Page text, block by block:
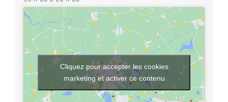
Cliquez pour accepter les cookies
marketing et activer ce contenu